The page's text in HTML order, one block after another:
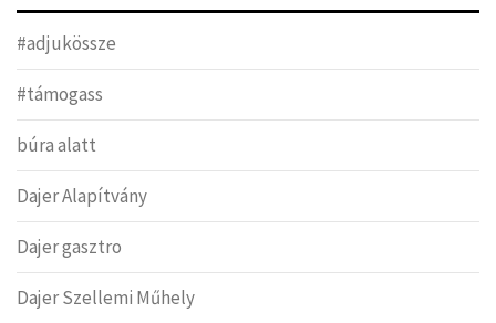
#adjukössze
#támogass
búra alatt
Dajer Alapítvány
Dajer gasztro
Dajer Szellemi Műhely